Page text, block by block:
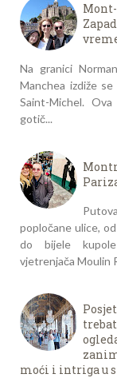
Na granici
Manchea izdiže
Saint-Michel.
gotič...
popločane ulice,
do bijele
vjetrenjača Moulin
moći i intriga u